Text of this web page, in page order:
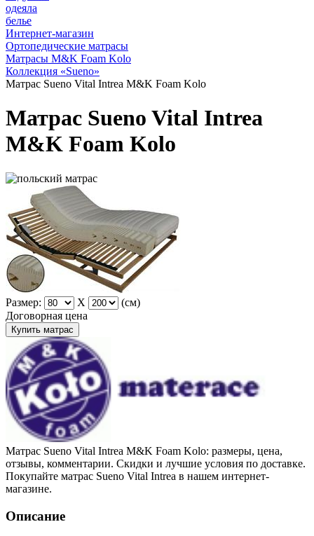
одеяла
белье
Интернет-магазин
Ортопедические матрасы
Матрасы M&K Foam Kolo
Коллекция «Sueno»
Матрас Sueno Vital Intrea M&K Foam Kolo
Матрас Sueno Vital Intrea
M&K Foam Kolo
Размер: X
(см)
Договорная цена
Купить матрас
Матрас Sueno Vital Intrea M&K Foam Kolo: размеры, цена,
отзывы, комментарии. Скидки и лучшие условия по доставке.
Покупайте матрас Sueno Vital Intrea в нашем интернет-
магазине.
Описание